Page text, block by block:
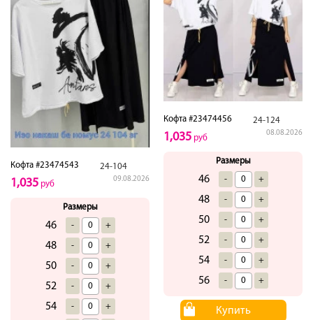
Кофта #23474543 24-104
09.08.2026
1,035 руб
Размеры
46 - +
48 - +
50 - +
52 - +
54 - +
Кофта #23474456 24-124
08.08.2026
1,035 руб
Размеры
46 - +
48 - +
50 - +
52 - +
54 - +
56 - +
Купить